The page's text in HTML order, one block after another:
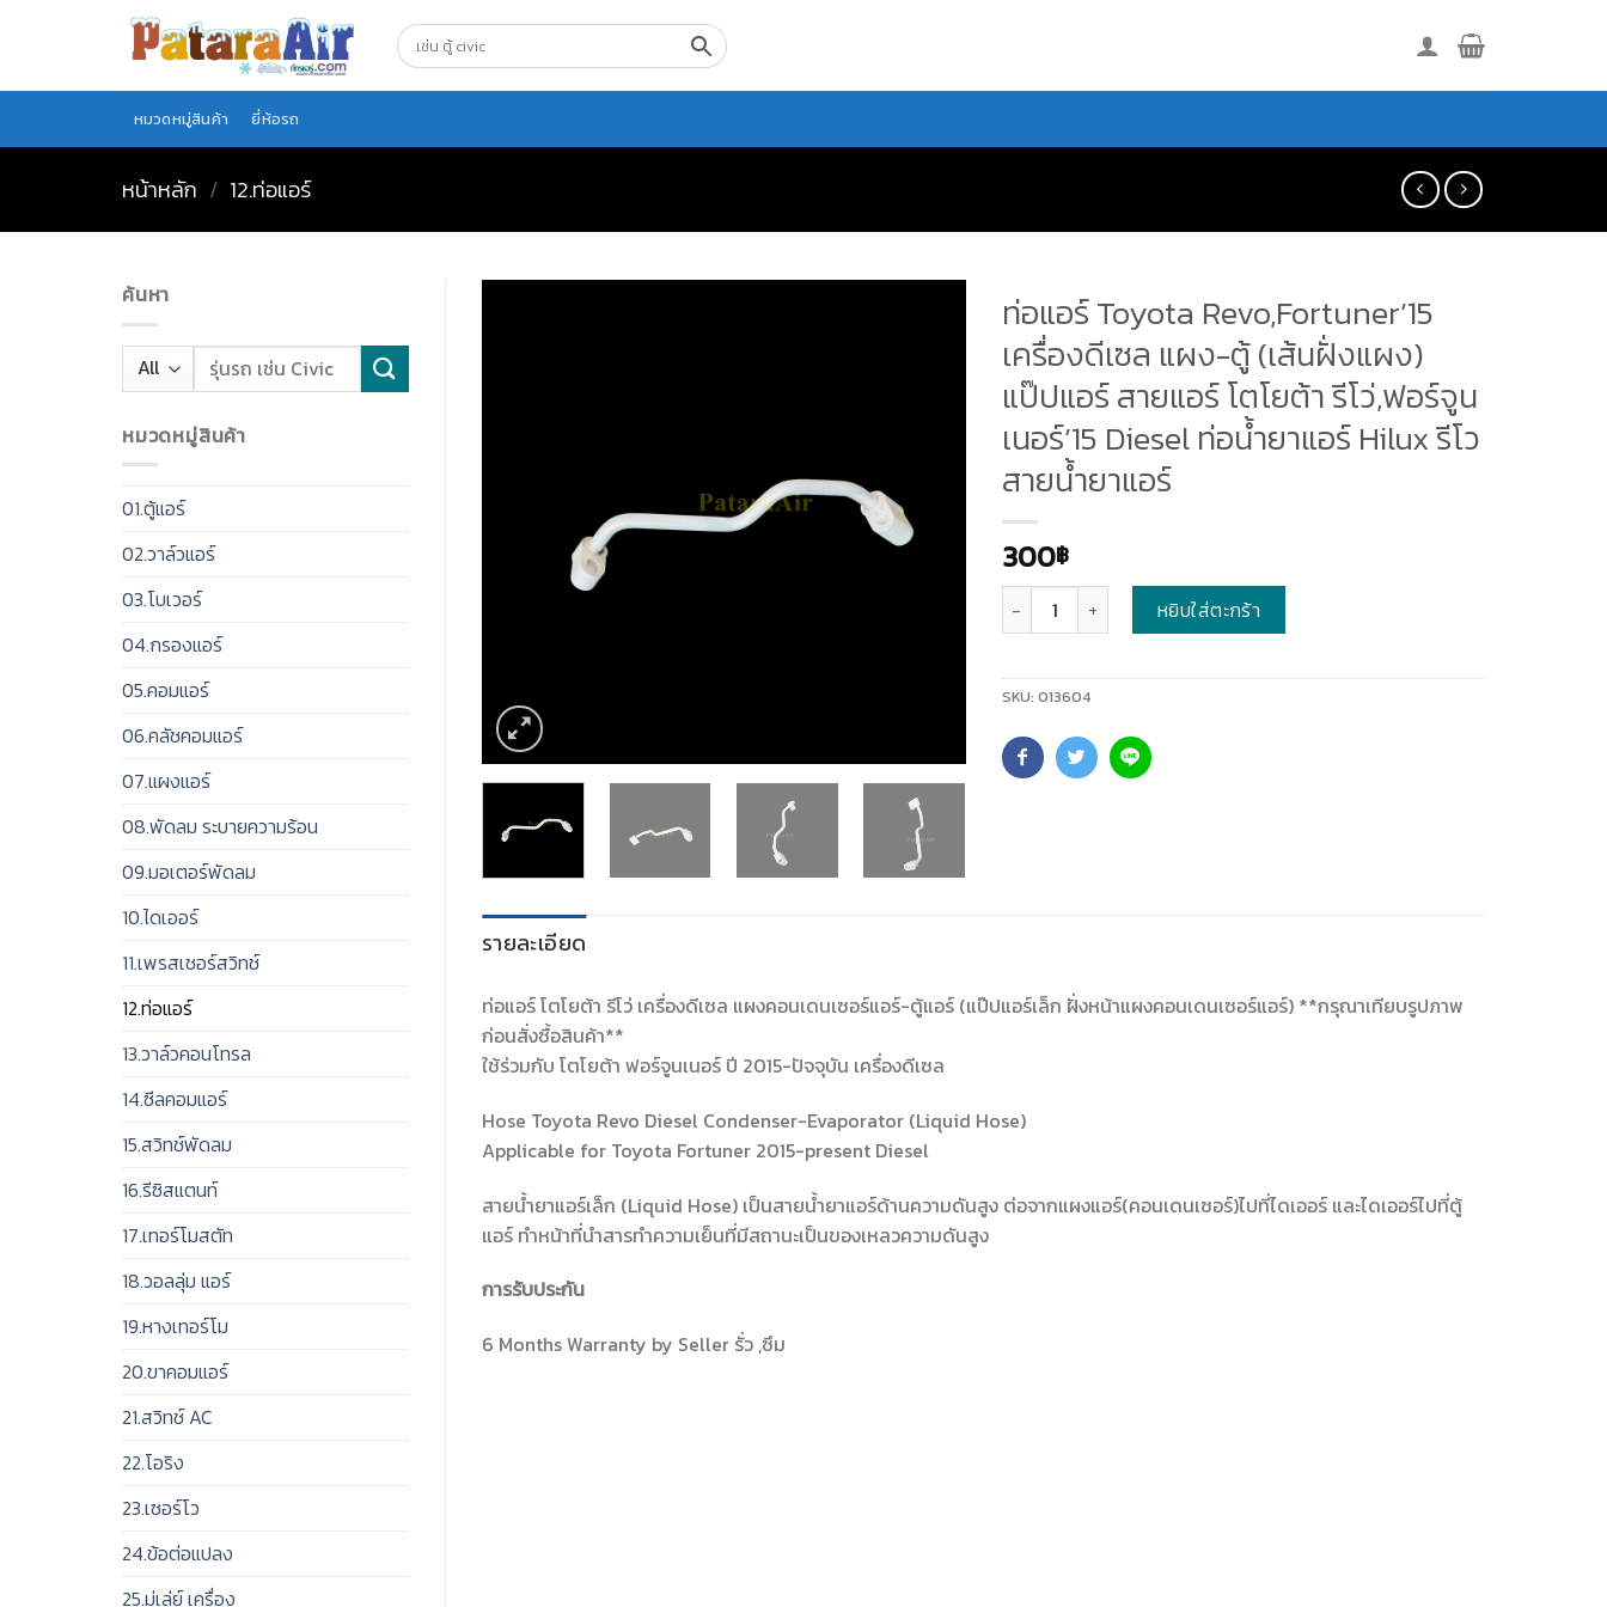
หมวดหมู่สินค้า ยี่ห้อรถ
หน้าหลัก / 12.ท่อแอร์
ค้นหา
หมวดหมู่สินค้า
01.ตู้แอร์
02.วาล์วแอร์
03.โบเวอร์
04.กรองแอร์
05.คอมแอร์
06.คลัชคอมแอร์
07.แผงแอร์
08.พัดลม ระบายความร้อน
09.มอเตอร์พัดลม
10.ไดเออร์
11.เพรสเชอร์สวิทช์
12.ท่อแอร์
13.วาล์วคอนโทรล
14.ซีลคอมแอร์
15.สวิทช์พัดลม
16.รีซิสแตนท์
17.เทอร์โมสตัท
18.วอลลุ่ม แอร์
19.หางเทอร์โม
20.ขาคอมแอร์
21.สวิทช์ AC
22.โอริง
23.เซอร์โว
24.ข้อต่อแปลง
25.มู่เล่ย์ เครื่อง
ท่อแอร์ Toyota Revo,Fortuner’15
เครื่องดีเซล แผง-ตู้ (เส้นฝั่งแผง)
แป๊ปแอร์ สายแอร์ โตโยต้า รีโว่,ฟอร์จูน
เนอร์’15 Diesel ท่อน้ำยาแอร์ Hilux รีโว
สายน้ำยาแอร์
300฿
หยิบใส่ตะกร้า
SKU: 013604
รายละเอียด
ท่อแอร์ โตโยต้า รีโว่ เครื่องดีเซล แผงคอนเดนเซอร์แอร์-ตู้แอร์ (แป๊ปแอร์เล็ก ฝั่งหน้าแผงคอนเดนเซอร์แอร์) **กรุณาเทียบรูปภาพ
ก่อนสั่งซื้อสินค้า**
ใช้ร่วมกับ โตโยต้า ฟอร์จูนเนอร์ ปี 2015-ปัจจุบัน เครื่องดีเซล
Hose Toyota Revo Diesel Condenser-Evaporator (Liquid Hose)
Applicable for Toyota Fortuner 2015-present Diesel
สายน้ำยาแอร์เล็ก (Liquid Hose) เป็นสายน้ำยาแอร์ด้านความดันสูง ต่อจากแผงแอร์(คอนเดนเซอร์)ไปที่ไดเออร์ และไดเออร์ไปที่ตู้
แอร์ ทำหน้าที่นำสารทำความเย็นที่มีสถานะเป็นของเหลวความดันสูง
การรับประกัน
6 Months Warranty by Seller รั่ว ,ซึม